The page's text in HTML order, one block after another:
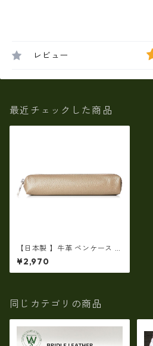
レビュー
最近チェックした商品
【日本製 】牛革 ペンケース 筆
箱 シュリンクレザー
¥2,970
同じカテゴリの商品